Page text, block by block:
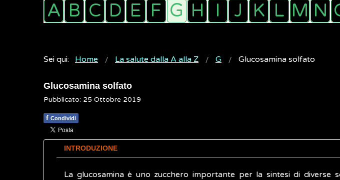
Sei qui: Home La salute dalla A alla Z G Glucosamina solfato
Glucosamina solfato
Pubblicato: 25 Ottobre 2019
f Condividi
INTRODUZIONE
La glucosamina è uno zucchero importante per la sintesi di diverse